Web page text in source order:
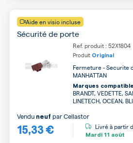
Aide en visio incluse
Sécurité de porte
Ref. produit : 52X1804
Produit Original
Fermeture - Securite
MANHATTAN
Marques
BRANDT, VEDETTE,
LINETECH, OCEAN,
15,33 €
Vendu neuf parCellastor
Livré à partir
Mardi 11 août